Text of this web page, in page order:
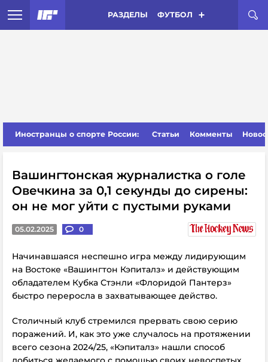
РАЗДЕЛЫ ФУТБОЛ
Иностранцы о спорте России: Статьи Комменты
Вашингтонская журналистка о голе
Овечкина за 0,1 секунды до сирены:
он не мог уйти с пустыми руками
05.02.2025 0
Начинавшаяся неспешно игра между лидирующим
на Востоке «Вашингтон Кэпиталз» и действующим
обладателем Кубка Стэнли «Флоридой Пантерз»
быстро переросла в захватывающее действо.
Столичный клуб стремился прервать свою серию
поражений. И, как это уже случалось на протяжении
всего сезона 2024/25, «Кэпиталз» нашли способ